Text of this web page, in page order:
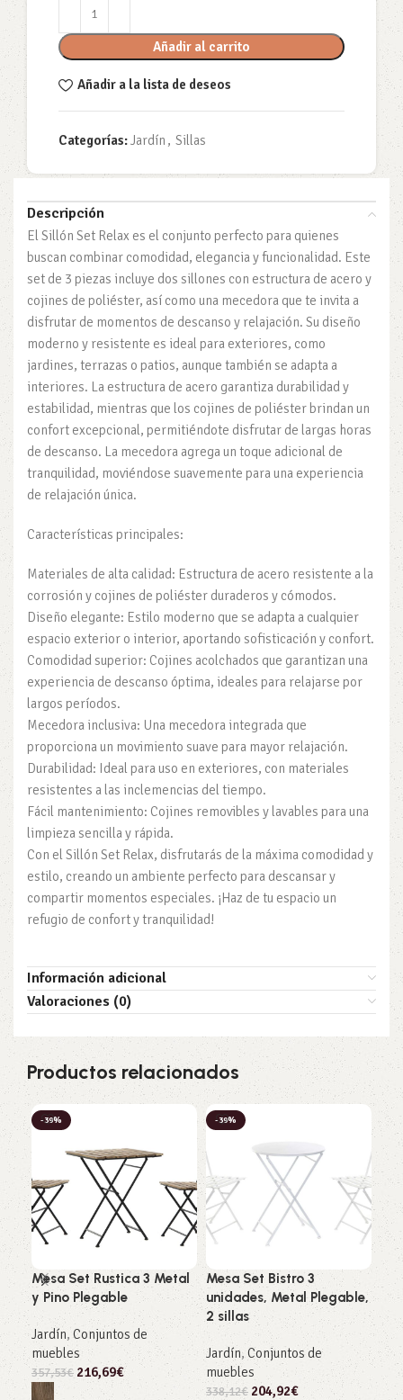
Añadir al carrito
Añadir a la lista de deseos
Categorías:Jardín , Sillas
Descripción
El Sillón Set Relax es el conjunto perfecto para quienes
buscan combinar comodidad, elegancia y funcionalidad. Este
set de 3 piezas incluye dos sillones con estructura de acero y
cojines de poliéster, así como una mecedora que te invita a
disfrutar de momentos de descanso y relajación. Su diseño
moderno y resistente es ideal para exteriores, como
jardines, terrazas o patios, aunque también se adapta a
interiores. La estructura de acero garantiza durabilidad y
estabilidad, mientras que los cojines de poliéster brindan un
confort excepcional, permitiéndote disfrutar de largas horas
de descanso. La mecedora agrega un toque adicional de
tranquilidad, moviéndose suavemente para una experiencia
de relajación única.
Características principales:
Materiales de alta calidad: Estructura de acero resistente a la
corrosión y cojines de poliéster duraderos y cómodos.
Diseño elegante: Estilo moderno que se adapta a cualquier
espacio exterior o interior, aportando sofisticación y confort.
Comodidad superior: Cojines acolchados que garantizan una
experiencia de descanso óptima, ideales para relajarse por
largos períodos.
Mecedora inclusiva: Una mecedora integrada que
proporciona un movimiento suave para mayor relajación.
Durabilidad: Ideal para uso en exteriores, con materiales
resistentes a las inclemencias del tiempo.
Fácil mantenimiento: Cojines removibles y lavables para una
limpieza sencilla y rápida.
Con el Sillón Set Relax, disfrutarás de la máxima comodidad y
estilo, creando un ambiente perfecto para descansar y
compartir momentos especiales. ¡Haz de tu espacio un
refugio de confort y tranquilidad!
Información adicional
Valoraciones (0)
Productos relacionados
-39%
Mesa Set Rustica 3 Metal
y Pino Plegable
Jardín, Conjuntos de
muebles
357,53€ 216,69€
-39%
Mesa Set Bistro 3
unidades, Metal Plegable,
2 sillas
Jardín, Conjuntos de
muebles
338,12€ 204,92€
-